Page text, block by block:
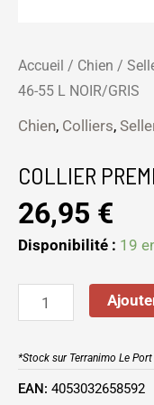
Accueil / Chien /
46-55 L NOIR/GRIS
Chien, Colliers,
COLLIER
26,95 €
Disponibilité : 19
*Stock sur Terranimo Le Port
EAN: 4053032658592